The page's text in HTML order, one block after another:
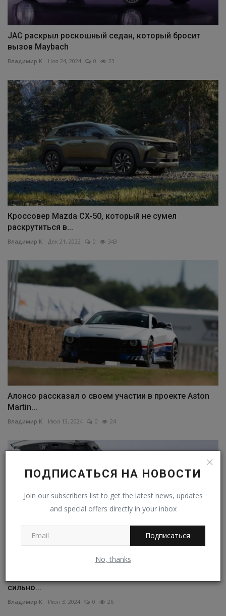
ПОДПИСАТЬСЯ НА НОВОСТИ
Join our subscribers list to get the latest news, updates
and special offers directly in your inbox
Подписаться
No, thanks
JAC раскрыл роскошный седан, который бросит
вызов Maybach
Владимир К. Ноя 24, 2024 0 23
Кроссовер Mazda CX-50, который не сумел
раскрутиться в...
Владимир К. Дек 21, 2022 0 343
Алонсо рассказал о своем участии в проекте Aston
Martin...
Владимир К. Июл 13, 2024 0 24
сильно...
Владимир К. Июн 3, 2024 0 26